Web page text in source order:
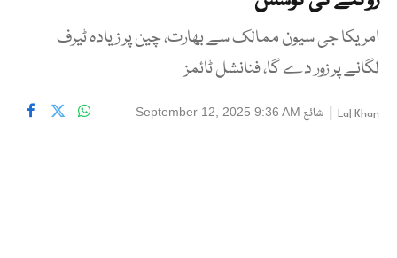
امریکا جی سیون ممالک سے بھارت، چین پر زیادہ ٹیرف
لگانے پر زور دے گا، فنانشل ٹائمز
Lal Khan
| شائع September 12, 2025 9:36 AM